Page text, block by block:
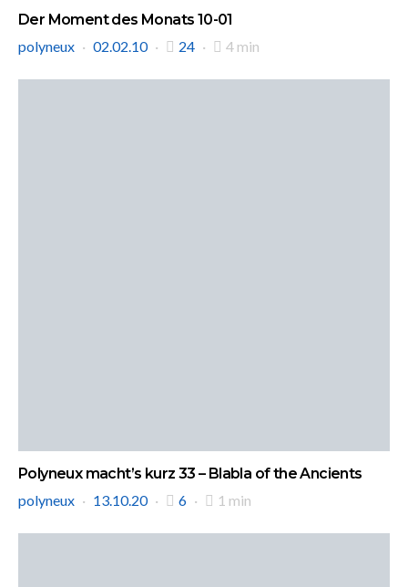
Der Moment des Monats 10-01
polyneux
02.02.10 24 4 min
Polyneux macht’s kurz 33 – Blabla of the Ancients
polyneux
13.10.20 6 1 min